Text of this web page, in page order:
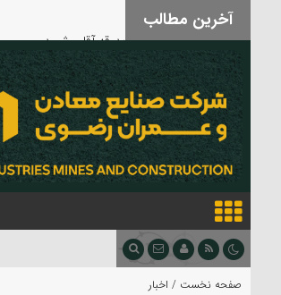
آخرین مطالب
صفحه نخست / اخبار